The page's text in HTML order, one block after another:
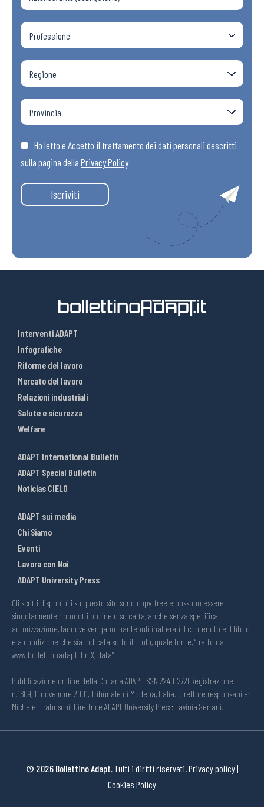
Ho letto e Accetto il trattamento dei dati personali descritti
sulla pagina della Privacy Policy
Iscriviti
Interventi ADAPT
Infografiche
Riforme del lavoro
Mercato del lavoro
Relazioni industriali
Salute e sicurezza
Welfare
ADAPT International Bulletin
ADAPT Special Bulletin
Noticias CIELO
ADAPT sui media
Chi Siamo
Eventi
Lavora con Noi
ADAPT University Press
Gli scritti disponibili su questo sito sono copy-free e possono essere
singolarmente riprodotti on line o su carta, anche senza specifica
autorizzazione, laddove vengano mantenuti inalterati il contenuto e il titolo
e a condizione che sia indicata sotto il titolo, quale fonte, “tratto da
www.bollettinoadapt.it n.X, data“
Pubblicazione on line della Collana ADAPT ISSN 2240-2721 Registrazione
n.1609, 11 novembre 2001, Tribunale di Modena, Italia. Direttore responsabile:
Michele Tiraboschi; Direttrice ADAPT University Press: Lavinia Serrani.
© 2026 Bollettino Adapt.Tutti i diritti riservati.Privacy policy|
Cookies Policy